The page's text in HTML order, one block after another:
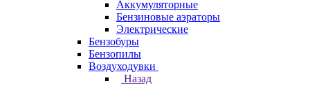
Аккумуляторные
Бензиновые аэраторы
Электрические
Бензобуры
Бензопилы
Воздуходувки
Назад